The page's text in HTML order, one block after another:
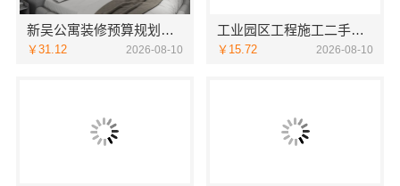
新吴公寓装修预算规划无锡亿莱居装饰工程材料有限公司帮您把关
￥31.12 2026-08-10
工业园区工程施工二手房全包，苏州兔哥哥智装新材料有限公司一站式服务
￥15.72 2026-08-10